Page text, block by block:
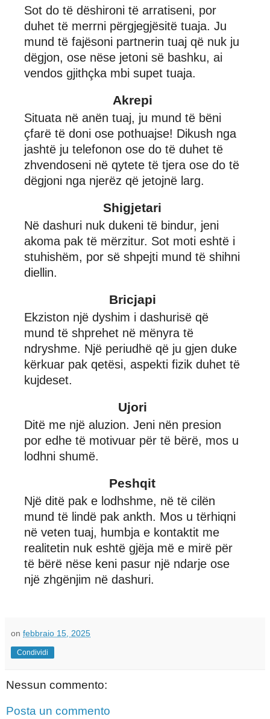
Sot do të dëshironi të arratiseni, por
duhet të merrni përgjegjësitë tuaja. Ju
mund të fajësoni partnerin tuaj që nuk ju
dëgjon, ose nëse jetoni së bashku, ai
vendos gjithçka mbi supet tuaja.
Akrepi
Situata në anën tuaj, ju mund të bëni
çfarë të doni ose pothuajse! Dikush nga
jashtë ju telefonon ose do të duhet të
zhvendoseni në qytete të tjera ose do të
dëgjoni nga njerëz që jetojnë larg.
Shigjetari
Në dashuri nuk dukeni të bindur, jeni
akoma pak të mërzitur. Sot moti eshtë i
stuhishëm, por së shpejti mund të shihni
diellin.
Bricjapi
Ekziston një dyshim i dashurisë që
mund të shprehet në mënyra të
ndryshme. Një periudhë që ju gjen duke
kërkuar pak qetësi, aspekti fizik duhet të
kujdeset.
Ujori
Ditë me një aluzion. Jeni nën presion
por edhe të motivuar për të bërë, mos u
lodhni shumë.
Peshqit
Një ditë pak e lodhshme, në të cilën
mund të lindë pak ankth. Mos u tërhiqni
në veten tuaj, humbja e kontaktit me
realitetin nuk eshtë gjëja më e mirë për
të bërë nëse keni pasur një ndarje ose
një zhgënjim në dashuri.
on febbraio 15, 2025
Condividi
Nessun commento:
Posta un commento